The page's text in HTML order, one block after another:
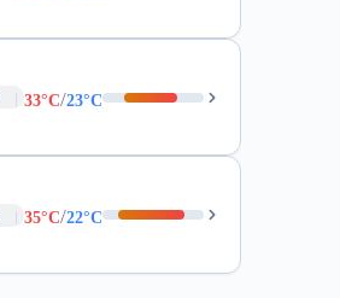
33°C/23°C
35°C/22°C